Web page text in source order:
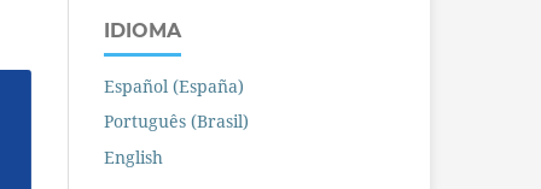
IDIOMA
Español (España)
Português (Brasil)
English